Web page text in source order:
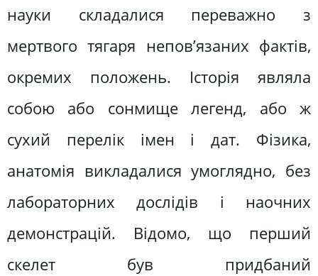
науки складалися переважно з
мертвого тягаря непов’язаних фактів,
окремих положень. Історія являла
собою або сонмище легенд, або ж
сухий перелік імен і дат. Фізика,
анатомія викладалися умоглядно, без
лабораторних дослідів і наочних
демонстрацій. Відомо, що перший
скелет був придбаний